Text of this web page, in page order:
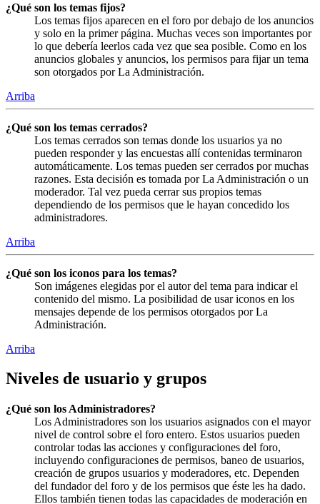
¿Qué son los temas fijos?
Los temas fijos aparecen en el foro por debajo de los anuncios
y solo en la primer página. Muchas veces son importantes por
lo que debería leerlos cada vez que sea posible. Como en los
anuncios globales y anuncios, los permisos para fijar un tema
son otorgados por La Administración.
Arriba
¿Qué son los temas cerrados?
Los temas cerrados son temas donde los usuarios ya no
pueden responder y las encuestas allí contenidas terminaron
automáticamente. Los temas pueden ser cerrados por muchas
razones. Esta decisión es tomada por La Administración o un
moderador. Tal vez pueda cerrar sus propios temas
dependiendo de los permisos que le hayan concedido los
administradores.
Arriba
¿Qué son los iconos para los temas?
Son imágenes elegidas por el autor del tema para indicar el
contenido del mismo. La posibilidad de usar iconos en los
mensajes depende de los permisos otorgados por La
Administración.
Arriba
Niveles de usuario y grupos
¿Qué son los Administradores?
Los Administradores son los usuarios asignados con el mayor
nivel de control sobre el foro entero. Estos usuarios pueden
controlar todas las acciones y configuraciones del foro,
incluyendo configuraciones de permisos, baneo de usuarios,
creación de grupos usuarios y moderadores, etc. Dependen
del fundador del foro y de los permisos que éste les ha dado.
Ellos también tienen todas las capacidades de moderación en